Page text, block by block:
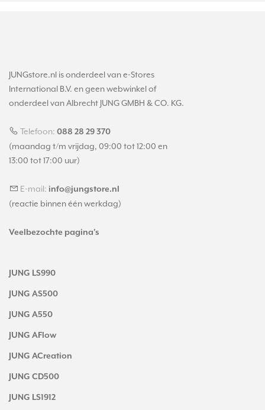
JUNGstore.nl is onderdeel van e-Stores
International B.V. en geen webwinkel of
onderdeel van Albrecht JUNG GMBH & CO. KG.
Telefoon: 088 28 29 370
(maandag t/m vrijdag, 09:00 tot 12:00 en
13:00 tot 17:00 uur)
E-mail: info@jungstore.nl
(reactie binnen één werkdag)
Veelbezochte pagina's
JUNG LS990
JUNG AS500
JUNG A550
JUNG AFlow
JUNG ACreation
JUNG CD500
JUNG LS1912